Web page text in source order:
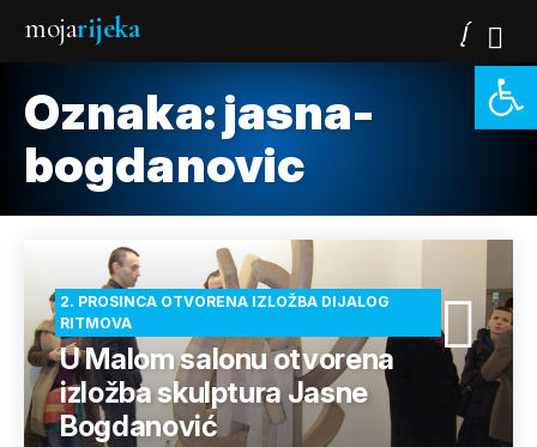
mojarijeka
Oznaka:jasna-
bogdanovic
2. PROSINCA OTVORENA IZLOŽBA DIJALOG
RITMOVA
U Malom salonu otvorena
izložba skulptura Jasne
Bogdanović